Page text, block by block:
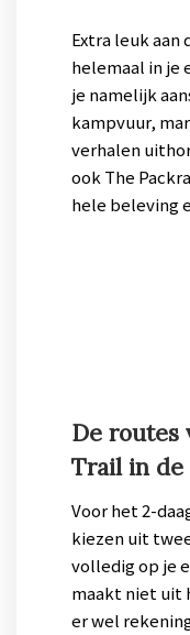
Extra leuk
helemaal in je
je namelijk
kampvuur,
verhalen
ook The
hele beleving
De routes
Trail in de
Voor het 2-
kiezen uit
volledig op je
maakt niet uit
er wel